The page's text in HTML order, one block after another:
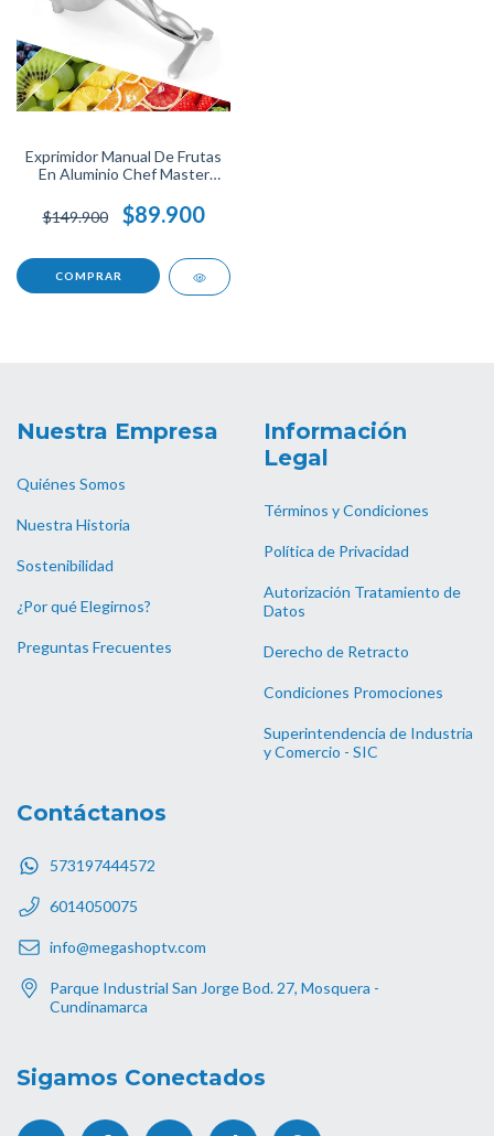
Exprimidor Manual De Frutas
En Aluminio Chef Master
Cítricos Fácil De Usar Y
Limpiar En Material
$149.900 $89.900
Nuestra Empresa
Quiénes Somos
Nuestra Historia
Sostenibilidad
¿Por qué Elegirnos?
Preguntas Frecuentes
Información
Legal
Términos y Condiciones
Política de Privacidad
Autorización Tratamiento de
Datos
Derecho de Retracto
Condiciones Promociones
Superintendencia de Industria
y Comercio - SIC
Contáctanos
573197444572
6014050075
info@megashoptv.com
Parque Industrial San Jorge Bod. 27, Mosquera -
Cundinamarca
Sigamos Conectados